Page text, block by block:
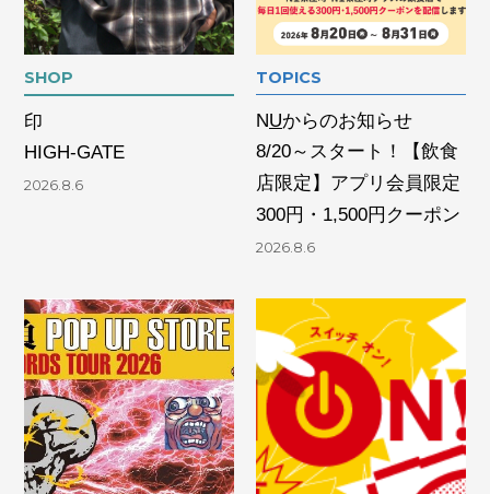
SHOP
印
HIGH-GATE
2026.8.6
TOPICS
NUからのお知らせ
8/20～スタート！【飲食
店限定】アプリ会員限定
300円・1,500円クーポン
2026.8.6